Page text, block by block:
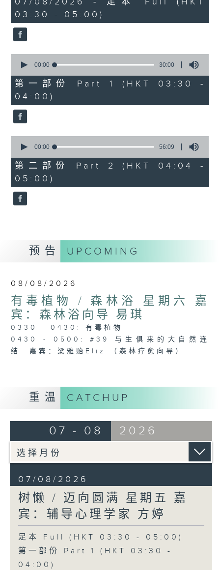
hour,
25
minutes,
59
seconds
03:30 - 05:00)
seconds
30
minutes,
0
seconds
00:00 30:00
第一部份 Part 1 (HKT 03:30 -
04:00)
seconds
56
minutes,
9
seconds
00:00 56:09
第二部份 Part 2 (HKT 04:04 -
05:00)
预告 UPCOMING
08/08/2026
有毒植物 / 森林浴 星期六 嘉
宾：森林浴向导 易琪
0330 - 0430: 有毒植物
0430 - 0500: #39 与生俱来的大自然连
结 嘉宾：梁雅贻Eliz （森林疗愈向导）
重温 CATCHUP
07 - 08 2026
07/08/2026
树懒 / 迈向圆满 星期五 嘉
宾：辅导心理学家 方婷
足本 Full (HKT 03:30 - 05:00)
第一部份 Part 1 (HKT 03:30 -
04:00)